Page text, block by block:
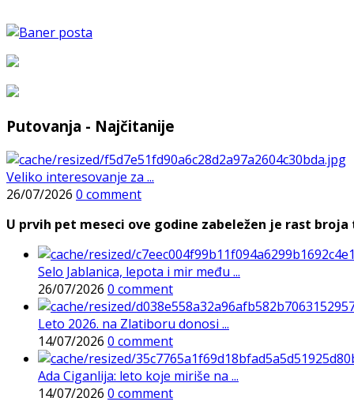
Putovanja - Najčitanije
Veliko interesovanje za ...
26/07/2026 0 comment
U prvih pet meseci ove godine zabeležen je rast
Selo Jablanica, lepota i mir među ...
26/07/2026 0 comment
Leto 2026. na Zlatiboru donosi ...
14/07/2026 0 comment
Ada Ciganlija: leto koje miriše na ...
14/07/2026 0 comment